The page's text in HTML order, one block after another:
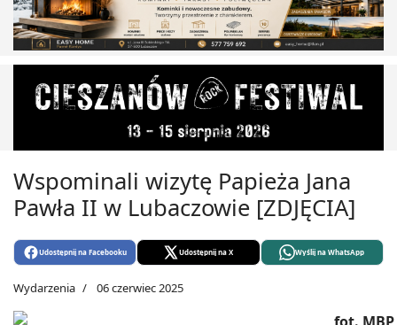
Wspominali wizytę Papieża Jana
Pawła II w Lubaczowie [ZDJĘCIA]
Udostępnij na Facebooku Udostępnij na X Wyślij na WhatsApp
Wydarzenia 06 czerwiec 2025